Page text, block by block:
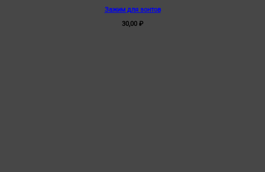
Зажим для зонтов
30,00 ₽